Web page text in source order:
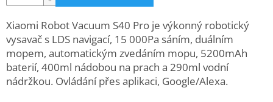
Telefony
tablety
Cyklo
a
Xiaomi Robot Vacuum S40 Pro je výkonný robotický
vysavač s LDS navigací, 15 000Pa sáním, duálním
mopem, automatickým zvedáním mopu, 5200mAh
baterií, 400ml nádobou na prach a 290ml vodní
nádržkou. Ovládání přes aplikaci, Google/Alexa.